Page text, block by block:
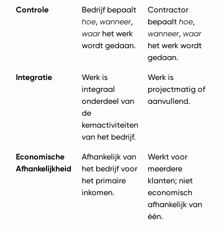
Controle
Bedrijf bepaalt
hoe, wanneer,
waarhet werk
wordt gedaan.
Contractor
bepaalt hoe,
wanneer, waar
het werk wordt
gedaan.
Integratie
Werk is
integraal
onderdeel van
de
kernactiviteiten
van het bedrijf.
Werk is
projectmatig of
aanvullend.
Economische
Afhankelijkheid
Afhankelijk van
het bedrijf voor
het primaire
inkomen.
Werkt voor
meerdere
klanten; niet
economisch
afhankelijk van
één.